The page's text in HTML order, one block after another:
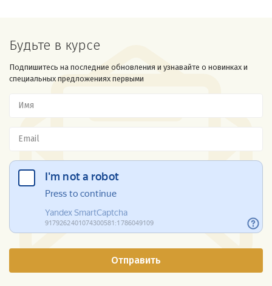
Будьте в курсе
Подпишитесь на последние обновления и узнавайте о новинках и
специальных предложениях первыми